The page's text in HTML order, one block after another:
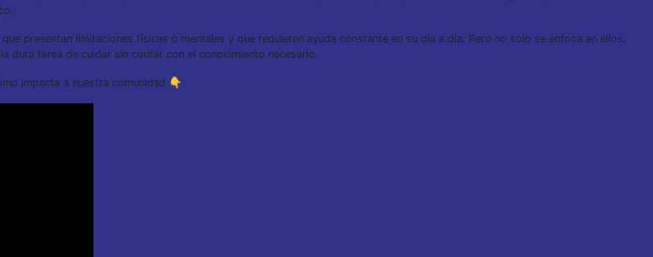
presentan limitaciones físicas o mentales y que requieren ayuda constante en su día a día. Pero no solo se enfoca en ellos,
dura tarea de cuidar sin contar con el conocimiento necesario.
impacta a nuestra comunidad 👇